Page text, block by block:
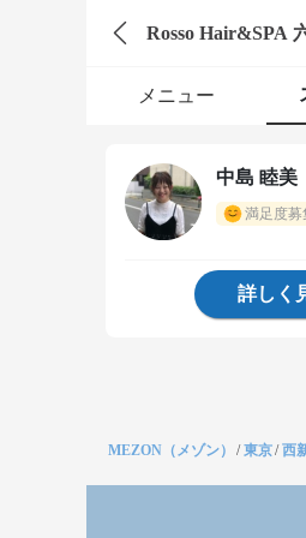
Rosso Hair&SPA
メニュー
中島 睦美
満足度募
詳しく
MEZON（メゾン） /東京/西